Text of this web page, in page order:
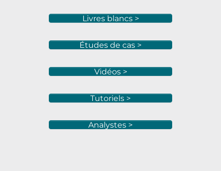
Livres blancs >
Études de cas >
Vidéos >
Tutoriels >
Analystes >